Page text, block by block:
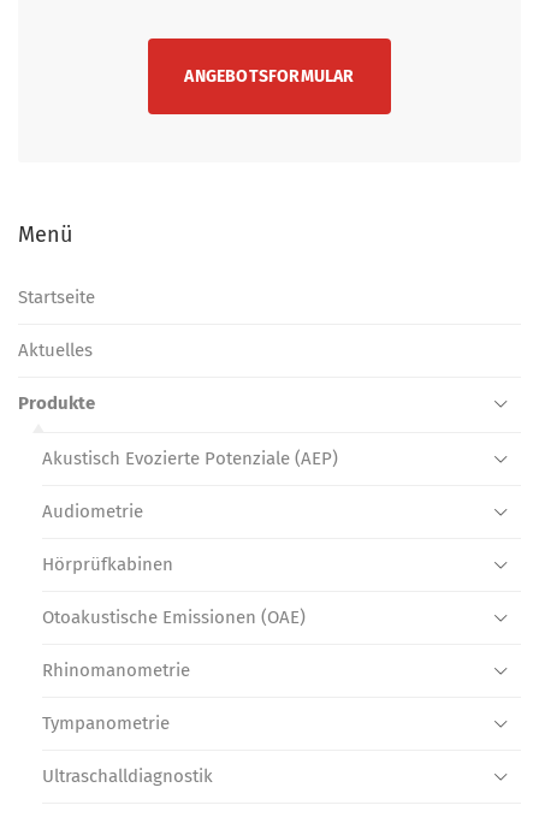
ANGEBOTSFORMULAR
Menü
Startseite
Aktuelles
Produkte
Akustisch Evozierte Potenziale (AEP)
Audiometrie
Hörprüf­kabinen
Otoakustische Emissionen (OAE)
Rhinomano­metrie
Tympanometrie
Ultraschall­diagnostik